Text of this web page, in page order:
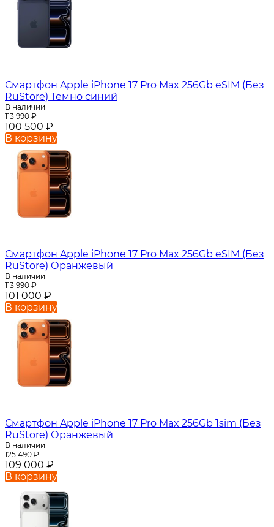
Смартфон Apple iPhone 17 Pro Max 256Gb eSIM (Без
RuStore) Темно синий
В наличии
113 990 ₽
100 500 ₽
В корзину
Смартфон Apple iPhone 17 Pro Max 256Gb eSIM (Без
RuStore) Оранжевый
В наличии
113 990 ₽
101 000 ₽
В корзину
Смартфон Apple iPhone 17 Pro Max 256Gb 1sim (Без
RuStore) Оранжевый
В наличии
125 490 ₽
109 000 ₽
В корзину